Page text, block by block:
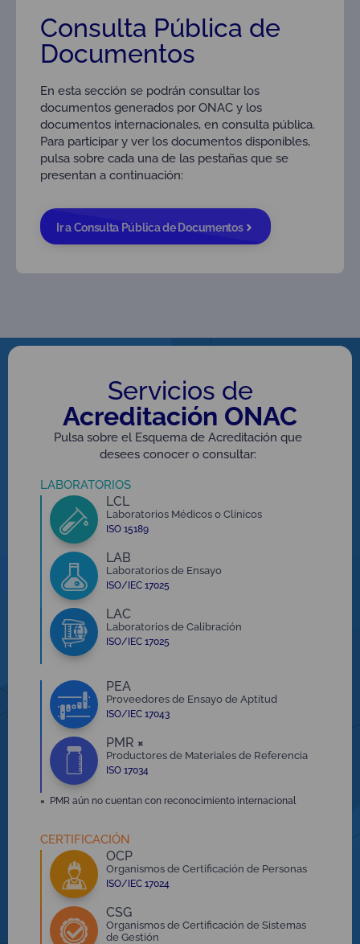
Consulta Pública de
Documentos
En esta sección se podrán consultar los
documentos generados por ONAC y los
documentos internacionales, en consulta pública.
Para participar y ver los documentos disponibles,
pulsa sobre cada una de las pestañas que se
presentan a continuación:
Ir a Consulta Pública de Documentos
Servicios de
Acreditación ONAC
Pulsa sobre el Esquema de Acreditación que
desees conocer o consultar:
LABORATORIOS
LCL
Laboratorios Médicos o Clínicos
ISO 15189
LAB
Laboratorios de Ensayo
ISO/IEC 17025
LAC
Laboratorios de Calibración
ISO/IEC 17025
PEA
Proveedores de Ensayo de Aptitud
ISO/IEC 17043
PMR ×
Productores de Materiales de Referencia
ISO 17034
× PMR aún no cuentan con reconocimiento internacional
CERTIFICACIÓN
OCP
Organismos de Certificación de Personas
ISO/IEC 17024
CSG
Organismos de Certificación de Sistemas
de Gestión